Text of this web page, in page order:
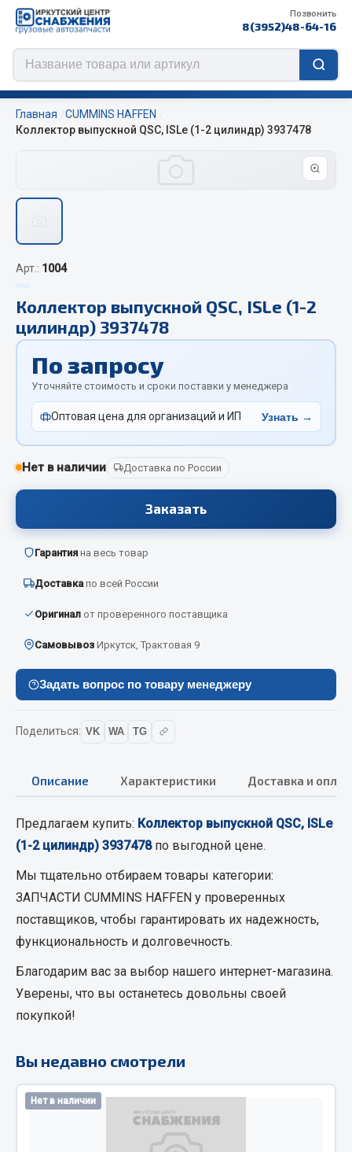
Позвонить
8(3952)48-64-16
QITONG
Весь раздел
Отопители салона, подогреватели
Автономные воздушные отопители
Жидкостные подогреватели
Подогреватели тосола
Автотовары
Автозвук
Автокаталоги
Аптечки и знаки автомобильные
Брызговики
Вентиляторы кабины
Весь раздел
Смазочные материалы
Охладжающие жидкости
Технические жидкости
Весь раздел
МЕТИЗЫ
Пресс-масленки
Главная
CUMMINS HAFFEN
Коллектор выпускной QSC, ISLe (1-2 цилиндр) 3937478
Арт.: 1004
Коллектор выпускной QSC, ISLe (1-2
цилиндр) 3937478
По запросу
Уточняйте стоимость и сроки поставки у менеджера
Оптовая цена для организаций и ИП Узнать →
Нет в наличии Доставка по России
Заказать
Гарантия на весь товар
Доставка по всей России
Оригинал от проверенного поставщика
Самовывоз Иркутск, Трактовая 9
Задать вопрос по товару менеджеру
Поделиться: VK WA TG
Описание Характеристики Доставка и
Предлагаем купить: Коллектор выпускной QSC, ISLe
(1-2 цилиндр) 3937478по выгодной цене.
Мы тщательно отбираем товары категории:
ЗАПЧАСТИ CUMMINS HAFFEN у проверенных
поставщиков, чтобы гарантировать их надежность,
функциональность и долговечность.
Благодарим вас за выбор нашего интернет-магазина.
Уверены, что вы останетесь довольны своей
покупкой!
Вы недавно смотрели
Нет в наличии